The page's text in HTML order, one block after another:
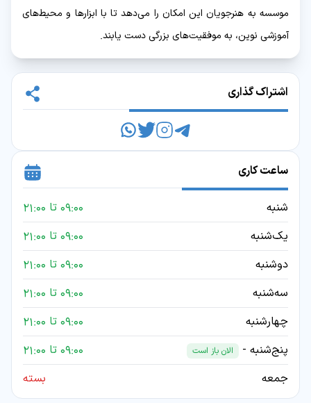
موسسه به هنرجویان این امکان را می‌دهد تا با ابزارها و محیط‌های
آموزشی نوین، به موفقیت‌های بزرگی دست یابند.
اشتراک گذاری
ساعت کاری
شنبه
09:00 تا 21:00
یک‌شنبه
09:00 تا 21:00
دوشنبه
09:00 تا 21:00
سه‌شنبه
09:00 تا 21:00
چهارشنبه
09:00 تا 21:00
پنج‌شنبه -
الان باز است
09:00 تا 21:00
جمعه
بسته